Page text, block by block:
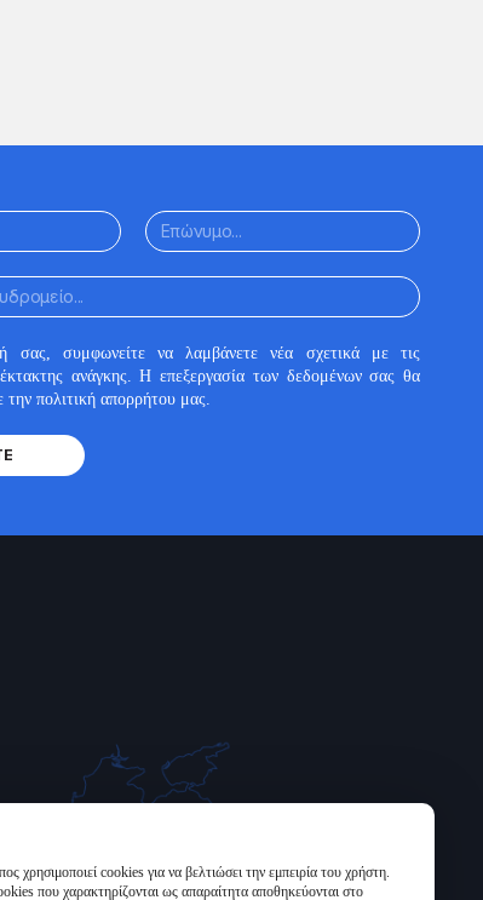
ΟΝΟΜΑ
σας, συμφωνείτε να λαμβάνετε νέα σχετικά με τις
έκτακτης ανάγκης. Η επεξεργασία των δεδομένων σας θα
πολιτική απορρήτου μας.
χρησιμοποιεί cookies για να βελτιώσει την εμπειρία του χρήστη.
που χαρακτηρίζονται ως απαραίτητα αποθηκεύονται στο